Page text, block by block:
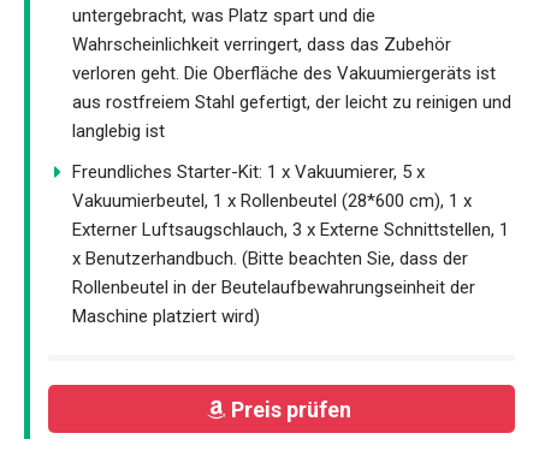
untergebracht, was Platz spart und die
Wahrscheinlichkeit verringert, dass das Zubehör
verloren geht. Die Oberfläche des Vakuumiergeräts ist
aus rostfreiem Stahl gefertigt, der leicht zu reinigen und
langlebig ist
Freundliches Starter-Kit: 1 x Vakuumierer, 5 x
Vakuumierbeutel, 1 x Rollenbeutel (28*600 cm), 1 x
Externer Luftsaugschlauch, 3 x Externe Schnittstellen, 1
x Benutzerhandbuch. (Bitte beachten Sie, dass der
Rollenbeutel in der Beutelaufbewahrungseinheit der
Maschine platziert wird)
Preis prüfen